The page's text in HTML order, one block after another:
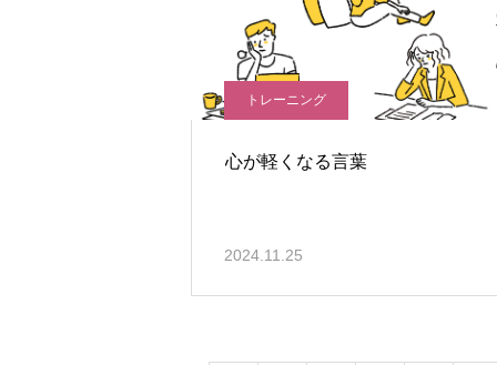
トレーニング
心が軽くなる言葉
2024.11.25